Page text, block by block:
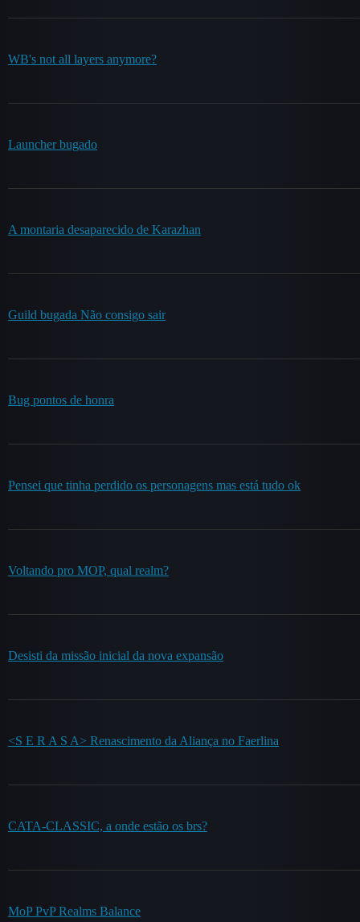
WB's not all layers anymore?
Launcher bugado
A montaria desaparecido de Karazhan
Guild bugada Não consigo sair
Bug pontos de honra
Pensei que tinha perdido os personagens mas está tudo ok
Voltando pro MOP, qual realm?
Desisti da missão inicial da nova expansão
<S E R A S A> Renascimento da Aliança no Faerlina
CATA-CLASSIC, a onde estão os brs?
MoP PvP Realms Balance